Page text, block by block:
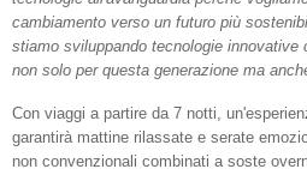
cambiamento verso un futuro più
stiamo sviluppando tecnologie innovative
non solo per questa generazione ma
Con viaggi a partire da 7 notti,
garantirà mattine rilassate e serate
non convenzionali combinati a soste